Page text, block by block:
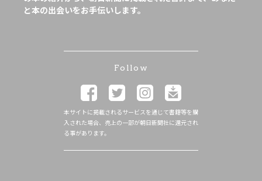
と本の出会いをお手伝いします。
Follow
本サイトに掲載されるサービスを通じて書籍等を購
入された場合、売上の一部が朝日新聞社に還元され
る事があります。